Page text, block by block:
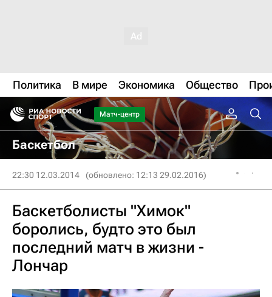
Политика В мире Экономика Общество
Матч-центр
Баскетбол
22:30 12.03.2014 (обновлено: 12:13 29.02.2016)
Баскетболисты "Химок"
боролись, будто это был
последний матч в жизни -
Лончар